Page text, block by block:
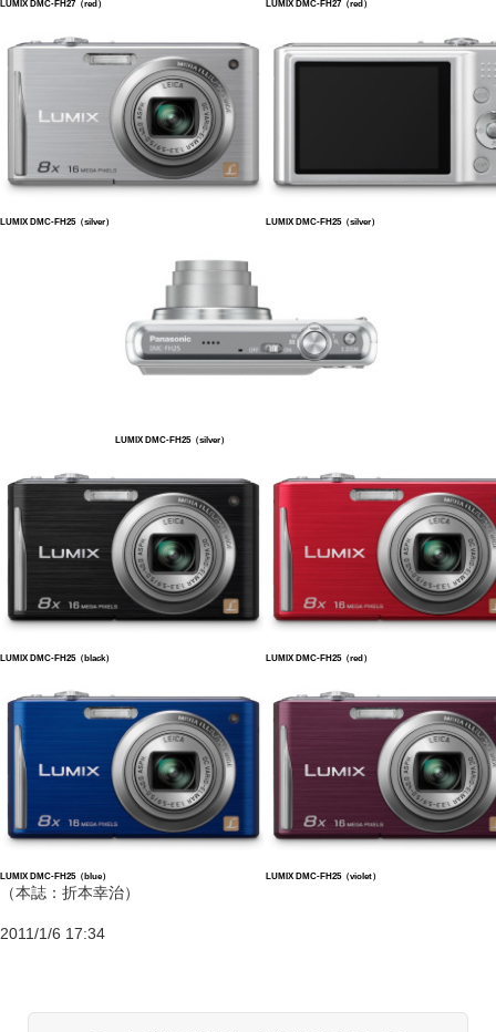
LUMIX DMC-FH27（red） LUMIX DMC-FH27（red）
LUMIX DMC-FH25（silver） LUMIX DMC-FH25（silver）
LUMIX DMC-FH25（silver）
LUMIX DMC-FH25（black） LUMIX DMC-FH25（red）
LUMIX DMC-FH25（blue） LUMIX DMC-FH25（violet）
（本誌：折本幸治）
2011/1/6 17:34